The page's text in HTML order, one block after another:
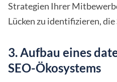
Strategien Ihrer
Lücken zu identifizieren,
3. Aufbau eines
SEO-Ökosystems